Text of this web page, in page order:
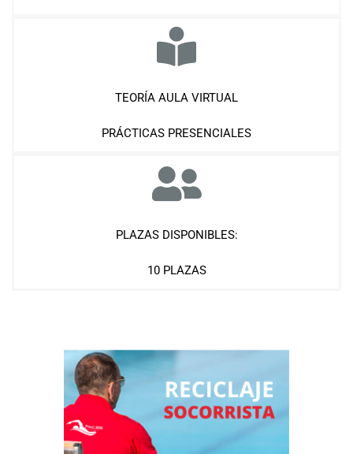
TEORÍA AULA VIRTUAL
PRÁCTICAS PRESENCIALES
PLAZAS DISPONIBLES:
10 PLAZAS